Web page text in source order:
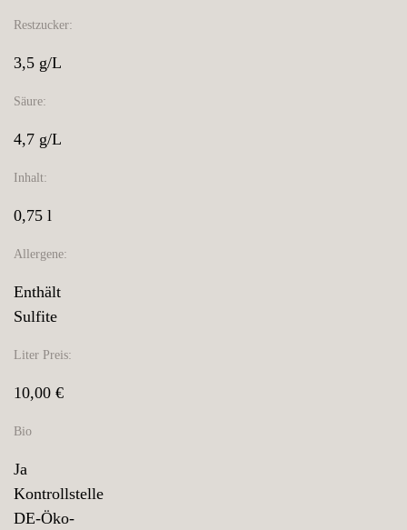
Restzucker:
3,5 g/L
Säure:
4,7 g/L
Inhalt:
0,75 l
Allergene:
Enthält
Sulfite
Liter Preis:
10,00 €
Bio
Ja
Kontrollstelle
DE-Öko-